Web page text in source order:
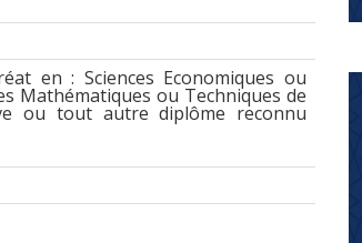
en : Sciences Economiques ou
Mathématiques ou Techniques de
ou tout autre diplôme reconnu